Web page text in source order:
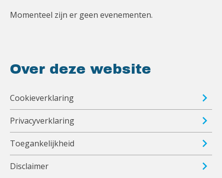
Momenteel zijn er geen evenementen.
Over deze website
Cookieverklaring
Privacyverklaring
Toegankelijkheid
Disclaimer